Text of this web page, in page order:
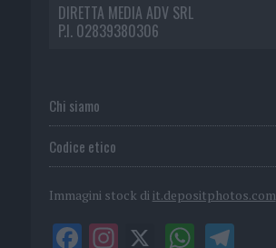
DIRETTA MEDIA ADV SRL
P.I. 02839380306
Chi siamo
Codice etico
Immagini stock di it.depositphotos.com